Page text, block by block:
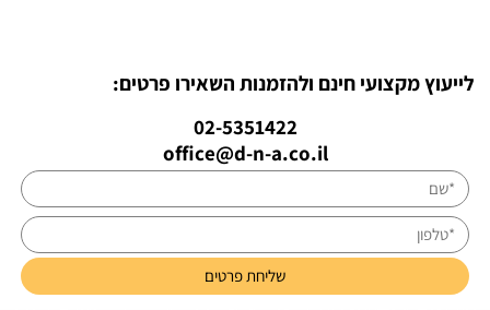
לייעוץ מקצועי חינם ולהזמנות השאירו פרטים:
02-5351422
office@d-n-a.co.il